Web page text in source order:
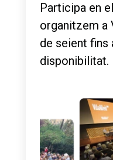
Participa en
organitzem a
de seient fins
disponibilitat.